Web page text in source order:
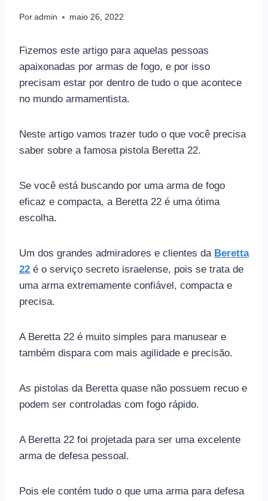
Por admin maio 26, 2022
Fizemos este artigo para aquelas pessoas
apaixonadas por armas de fogo, e por isso
precisam estar por dentro de tudo o que acontece
no mundo armamentista.
Neste artigo vamos trazer tudo o que você precisa
saber sobre a famosa pistola Beretta 22.
Se você está buscando por uma arma de fogo
eficaz e compacta, a Beretta 22 é uma ótima
escolha.
Um dos grandes admiradores e clientes da Beretta
22 é o serviço secreto israelense, pois se trata de
uma arma extremamente confiável, compacta e
precisa.
A Beretta 22 é muito simples para manusear e
também dispara com mais agilidade e precisão.
As pistolas da Beretta quase não possuem recuo e
podem ser controladas com fogo rápido.
A Beretta 22 foi projetada para ser uma excelente
arma de defesa pessoal.
Pois ele contém tudo o que uma arma para defesa